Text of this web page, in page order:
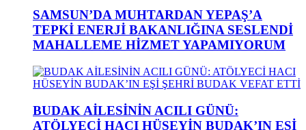
SAMSUN’DA MUHTARDAN YEPAŞ’A
TEPKİ ENERJİ BAKANLIĞINA SESLENDİ
MAHALLEME HİZMET YAPAMIYORUM
BUDAK AİLESİNİN ACILI GÜNÜ:
ATÖLYECİ HACI HÜSEYİN BUDAK’IN EŞİ